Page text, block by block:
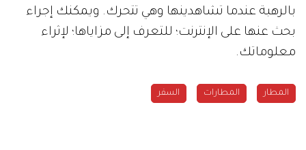
بالرهبة عندما تشاهدينها وهي تتحرك. ويمكنك إجراء
بحث عنها على الإنترنت؛ للتعرف إلى مزاياها؛ لإثراء
معلوماتك.
المطار المطارات السفر